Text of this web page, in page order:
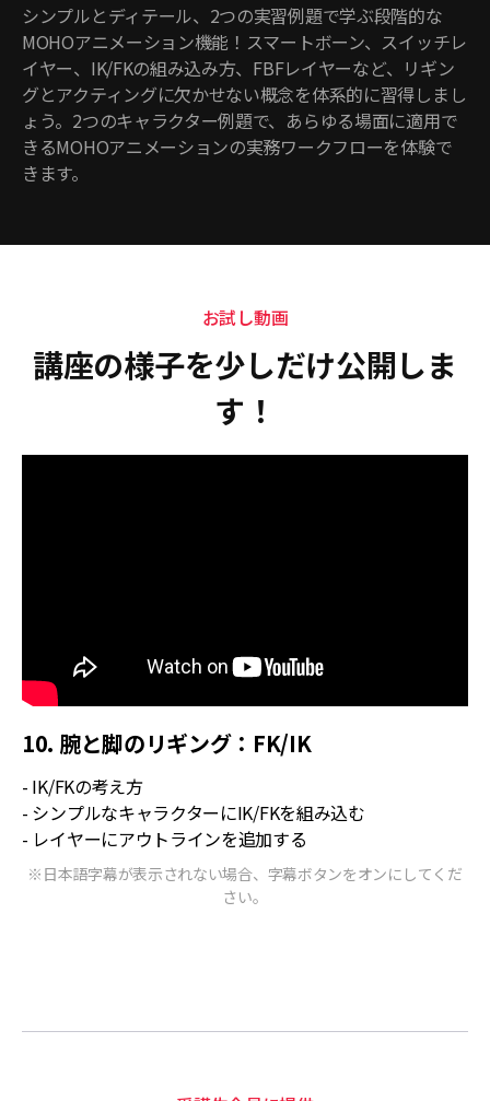
シンプルとディテール、2つの実習例題で学ぶ段階的な
MOHOアニメーション機能！スマートボーン、スイッチレ
イヤー、IK/FKの組み込み方、FBFレイヤーなど、リギン
グとアクティングに欠かせない概念を体系的に習得しまし
ょう。2つのキャラクター例題で、あらゆる場面に適用で
きるMOHOアニメーションの実務ワークフローを体験で
きます。
お試し動画
講座の様子を少しだけ公開しま
す！
10. 腕と脚のリギング：FK/IK
- IK/FKの考え方
- シンプルなキャラクターにIK/FKを組み込む
- レイヤーにアウトラインを追加する
※日本語字幕が表示されない場合、字幕ボタンをオンにしてくだ
さい。